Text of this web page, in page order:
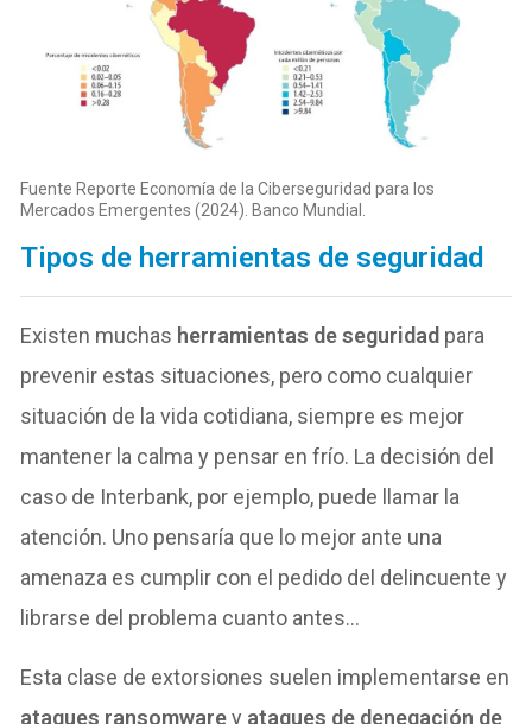
Fuente Reporte Economía de la Ciberseguridad para los
Mercados Emergentes (2024). Banco Mundial.
Tipos de herramientas de seguridad
Existen muchas herramientas de seguridad para
prevenir estas situaciones, pero como cualquier
situación de la vida cotidiana, siempre es mejor
mantener la calma y pensar en frío. La decisión del
caso de Interbank, por ejemplo, puede llamar la
atención. Uno pensaría que lo mejor ante una
amenaza es cumplir con el pedido del delincuente y
librarse del problema cuanto antes…
Esta clase de extorsiones suelen implementarse en
ataques ransomwarey ataques de denegación de